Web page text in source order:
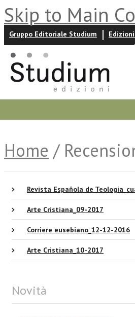
Skip to Main
Gruppo Editoriale Studium
Home /
Revista Española de
Arte Cristiana_09-2017
Corriere eusebiano_12-12-2016
Arte Cristiana_10-2017
Novità